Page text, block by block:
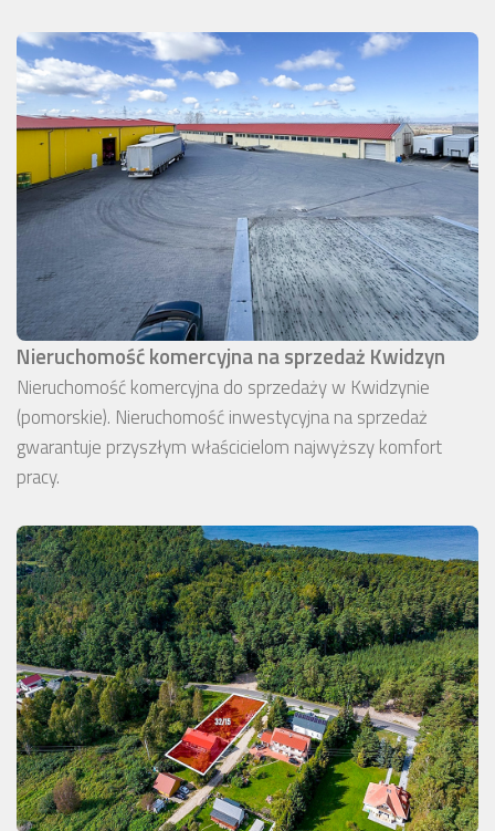
Nieruchomość komercyjna na sprzedaż Kwidzyn
Nieruchomość komercyjna do sprzedaży w Kwidzynie
(pomorskie). Nieruchomość inwestycyjna na sprzedaż
gwarantuje przyszłym właścicielom najwyższy komfort
pracy.